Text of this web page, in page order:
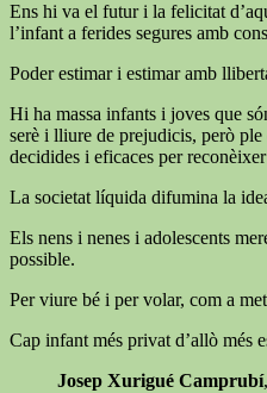
Ens hi va el futur i la felicitat
l’infant a ferides segures amb
Poder estimar i estimar amb
Hi ha massa infants i joves que
serè i lliure de prejudicis, però ple
decidides i eficaces per
La societat líquida difumina la
Els nens i nenes i adolescents
possible.
Per viure bé i per volar, com a
Cap infant més privat d’allò més
Josep Xurigué Camprubí